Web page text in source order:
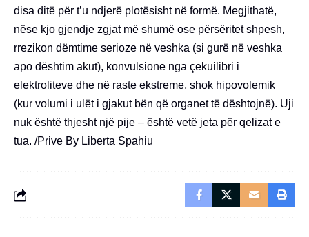
disa ditë për t’u ndjerë plotësisht në formë. Megjithatë,
nëse kjo gjendje zgjat më shumë ose përsëritet shpesh,
rrezikon dëmtime serioze në veshka (si gurë në veshka
apo dështim akut), konvulsione nga çekuilibri i
elektroliteve dhe në raste ekstreme, shok hipovolemik
(kur volumi i ulët i gjakut bën që organet të dështojnë). Uji
nuk është thjesht një pije – është vetë jeta për qelizat e
tua. /Prive By Liberta Spahiu